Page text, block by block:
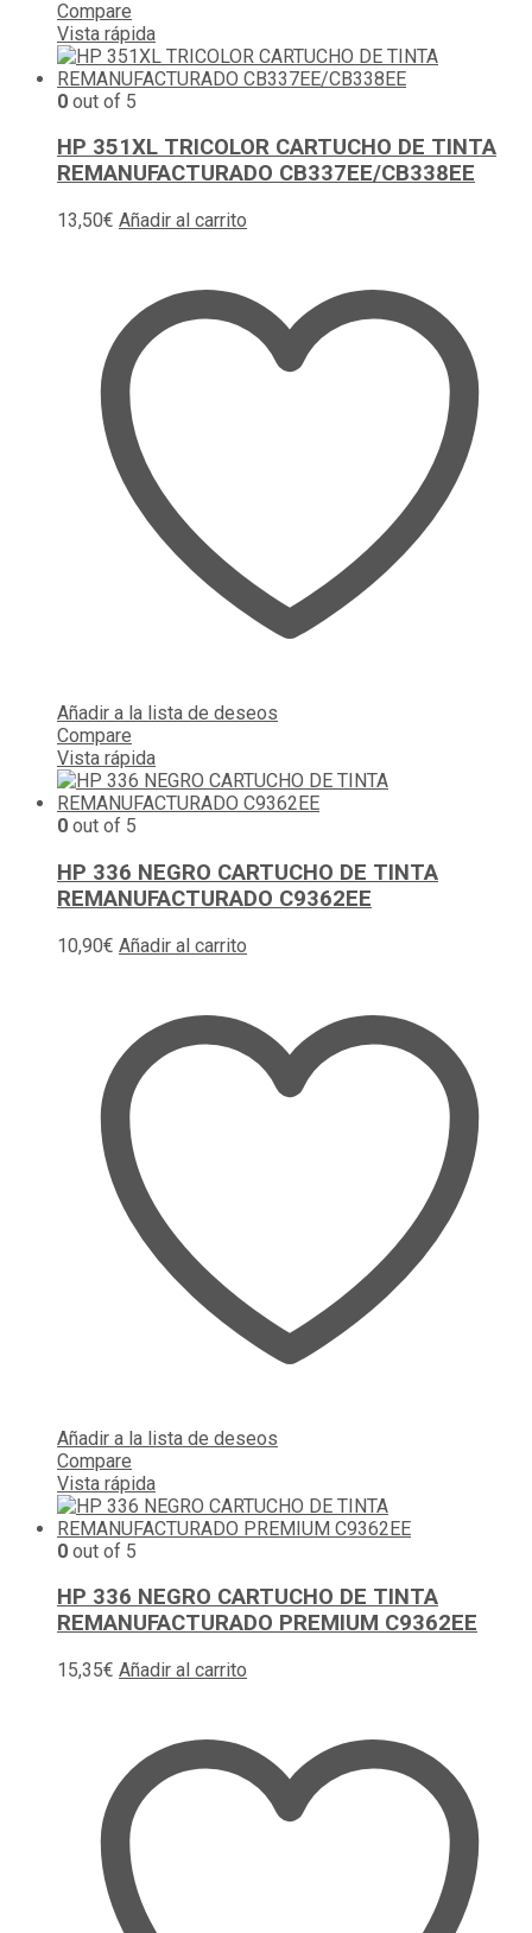
Compare
Vista rápida
0 out of 5
HP 351XL TRICOLOR CARTUCHO DE TINTA
REMANUFACTURADO CB337EE/CB338EE
13,50€ Añadir al carrito
Añadir a la lista de deseos
Compare
Vista rápida
0 out of 5
HP 336 NEGRO CARTUCHO DE TINTA
REMANUFACTURADO C9362EE
10,90€ Añadir al carrito
Añadir a la lista de deseos
Compare
Vista rápida
0 out of 5
HP 336 NEGRO CARTUCHO DE TINTA
REMANUFACTURADO PREMIUM C9362EE
15,35€ Añadir al carrito